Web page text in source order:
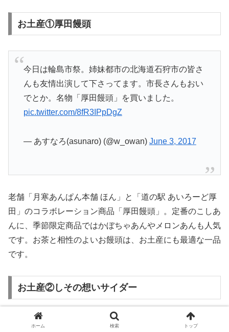
お土産①厚田饅頭
今日は輪島市祭。姉妹都市の北海道石狩市の皆さ
んも友情出演して下さってます。市長さんもおい
でとか。名物「厚田饅頭」を買いました。
pic.twitter.com/8fR3IPpDgZ
— あすなろ(asunaro) (@w_owan) June 3, 2017
老舗「月寒あんぱん本舗 ほん」と「道の駅 あいろーど厚
田」のコラボレーション商品「厚田饅頭」。定番のこしあ
んに、季節限定商品ではかぼちゃあんやメロンあんも人気
です。お茶と相性のよいお饅頭は、お土産にも最適な一品
です。
お土産②しその想いサイダー
ホーム 検索 トップ